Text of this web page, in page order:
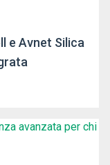
e Avnet Silica